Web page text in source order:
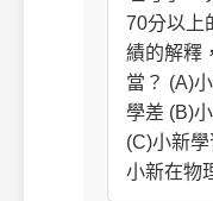
70分以上
績的解釋
當？ (A)
學差 (B)
(C)小新
小新在物